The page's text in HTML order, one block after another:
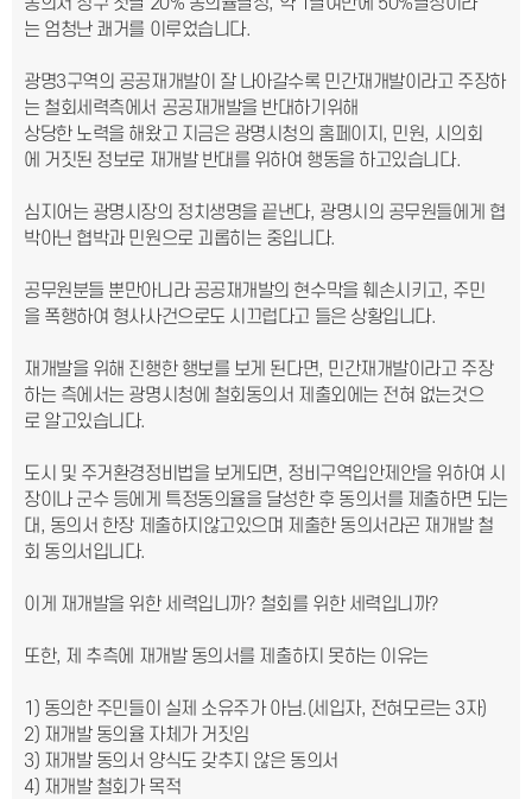
는 엄청난 쾌거를 이루었습니다.
광명3구역의 공공재개발이 잘 나아갈수록 민간재개발이라고 주장하
는 철회세력측에서 공공재개발을 반대하기위해
상당한 노력을 해왔고 지금은 광명시청의 홈페이지, 민원, 시의회
에 거짓된 정보로 재개발 반대를 위하여 행동을 하고있습니다.
심지어는 광명시장의 정치생명을 끝낸다, 광명시의 공무원들에게 협
박아닌 협박과 민원으로 괴롭히는 중입니다.
공무원분들 뿐만아니라 공공재개발의 현수막을 훼손시키고, 주민
을 폭행하여 형사사건으로도 시끄럽다고 들은 상황입니다.
재개발을 위해 진행한 행보를 보게 된다면, 민간재개발이라고 주장
하는 측에서는 광명시청에 철회동의서 제출외에는 전혀 없는것으
로 알고있습니다.
도시 및 주거환경정비법을 보게되면, 정비구역입안제안을 위하여 시
장이나 군수 등에게 특정동의율을 달성한 후 동의서를 제출하면 되는
대, 동의서 한장 제출하지않고있으며 제출한 동의서라곤 재개발 철
회 동의서입니다.
이게 재개발을 위한 세력입니까? 철회를 위한 세력입니까?
또한, 제 추측에 재개발 동의서를 제출하지 못하는 이유는
1) 동의한 주민들이 실제 소유주가 아님.(세입자, 전혀모르는 3자)
2) 재개발 동의율 자체가 거짓임
3) 재개발 동의서 양식도 갖추지 않은 동의서
4) 재개발 철회가 목적